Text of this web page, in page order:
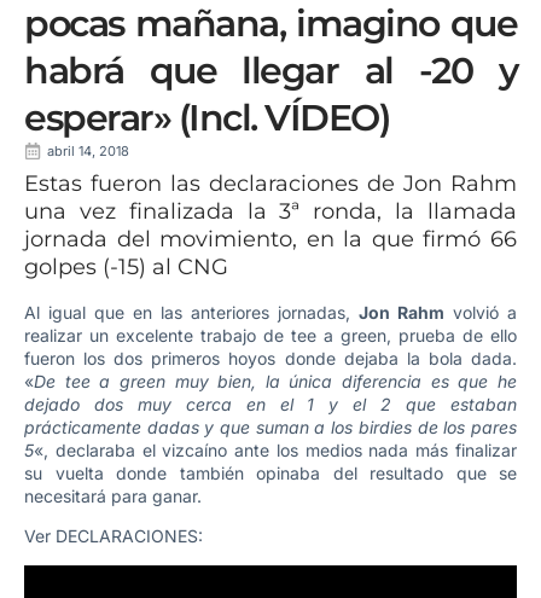
pocas mañana, imagino que
habrá que llegar al -20 y
esperar» (Incl. VÍDEO)
abril 14, 2018
Estas fueron las declaraciones de Jon Rahm
una vez finalizada la 3ª ronda, la llamada
jornada del movimiento, en la que firmó 66
golpes (-15) al CNG
Al igual que en las anteriores jornadas, Jon Rahm volvió a
realizar un excelente trabajo de tee a green, prueba de ello
fueron los dos primeros hoyos donde dejaba la bola dada.
«De tee a green muy bien, la única diferencia es que he
dejado dos muy cerca en el 1 y el 2 que estaban
prácticamente dadas y que suman a los birdies de los pares
5«, declaraba el vizcaíno ante los medios nada más finalizar
su vuelta donde también opinaba del resultado que se
necesitará para ganar.
Ver DECLARACIONES: